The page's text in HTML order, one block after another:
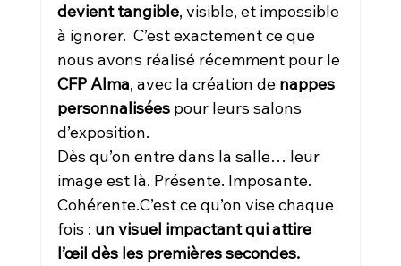
devient tangible, visible, et impossible
à ignorer.  C’est exactement ce que
nous avons réalisé récemment pour le
CFP Alma, avec la création de nappes
personnalisées pour leurs salons
d’exposition.
Dès qu’on entre dans la salle… leur
image est là. Présente. Imposante.
Cohérente.C’est ce qu’on vise chaque
fois : un visuel impactant qui attire
l’œil dès les premières secondes.